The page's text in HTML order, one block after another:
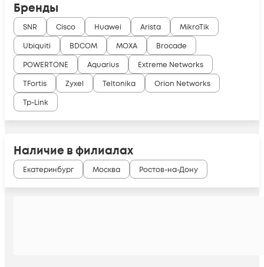
Бренды
SNR Cisco Huawei Arista
MikroTik
Ubiquiti
BDCOM MOXA
Brocade
POWERTONE
Aquarius
Extreme Networks
TFortis
Zyxel Teltonika
Orion Networks
Tp-Link
Наличие в филиалах
Екатеринбург Москва Ростов-на-Дону